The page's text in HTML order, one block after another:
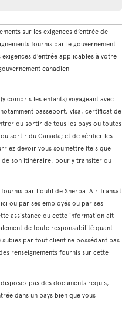
sur les exigences d’entrée de
fournis par le gouvernement
d’entrée applicables à votre
canadien
compris les enfants) voyageant avec
passeport, visa, certificat de
ou sortir de tous les pays ou toutes
sortir du Canada; et de vérifier les
devoir vous soumettre (tels que
son itinéraire, pour y transiter ou
fournis par l'outil de Sherpa. Air Transat
ou par ses employés ou par ses
assistance ou cette information ait
de toute responsabilité quant
par tout client ne possédant pas
renseignements fournis sur cette
pas des documents requis,
dans un pays bien que vous